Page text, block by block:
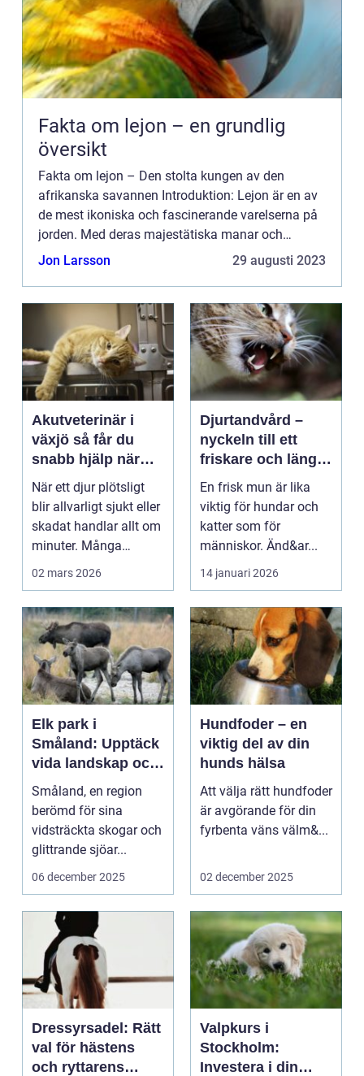
Fakta om lejon – en grundlig
översikt
Fakta om lejon – Den stolta kungen av den
afrikanska savannen Introduktion: Lejon är en av
de mest ikoniska och fascinerande varelserna på
jorden. Med deras majestätiska manar och
kraftfulla närvaro har de lockat människors
Jon Larsson 29 augusti 2023
Akutveterinär i
växjö så får du
snabb hjälp när
ditt djur blir sjukt
När ett djur plötsligt
blir allvarligt sjukt eller
skadat handlar allt om
minuter. Många
djurägare s...
02 mars 2026
Djurtandvård –
nyckeln till ett
friskare och längre
liv för hund och
katt
En frisk mun är lika
viktig för hundar och
katter som för
människor. Änd&ar...
14 januari 2026
Elk park i
Småland: Upptäck
vida landskap och
majestätiska älgar
Småland, en region
berömd för sina
vidsträckta skogar och
glittrande sjöar...
06 december 2025
Hundfoder – en
viktig del av din
hunds hälsa
Att välja rätt hundfoder
är avgörande för din
fyrbenta väns välm&...
02 december 2025
Dressyrsadel: Rätt
val för hästens
och ryttarens
Valpkurs i
Stockholm:
Investera i din